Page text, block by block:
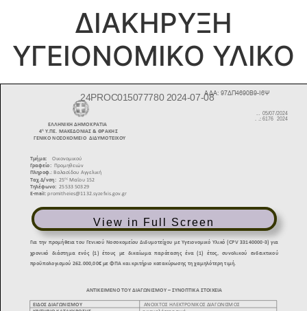
ΔΙΑΚΗΡΥΞΗ
ΥΓΕΙΟΝΟΜΙΚΟ ΥΛΙΚΟ
View in Full Screen